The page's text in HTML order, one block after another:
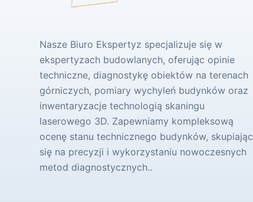
Nasze Biuro Ekspertyz specjalizuje się w
ekspertyzach budowlanych, oferując opinie
techniczne, diagnostykę obiektów na terenach
górniczych, pomiary wychyleń budynków oraz
inwentaryzacje technologią skaningu
laserowego 3D. Zapewniamy kompleksową
ocenę stanu technicznego budynków, skupiając
się na precyzji i wykorzystaniu nowoczesnych
metod diagnostycznych..